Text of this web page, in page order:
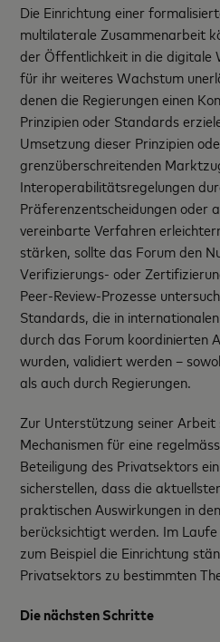
Die Einrichtung einer
multilaterale Zusammenarbeit
der Öffentlichkeit in die
für ihr weiteres Wachstum
denen die Regierungen einen
Prinzipien oder Standards
Umsetzung dieser Prinzipien
grenzüberschreitenden
Interoperabilitätsregelungen
Präferenzentscheidungen oder
vereinbarte Verfahren
stärken, sollte das Forum den
Verifizierungs- oder
Peer-Review-Prozesse
Standards, die in
durch das Forum koordinierten
wurden, validiert werden –
als auch durch Regierungen.
Zur Unterstützung seiner Arbeit
Mechanismen für eine
Beteiligung des Privatsektors
sicherstellen, dass die
praktischen Auswirkungen in
berücksichtigt werden. Im
zum Beispiel die Einrichtung
Privatsektors zu bestimmten
Die nächsten Schritte